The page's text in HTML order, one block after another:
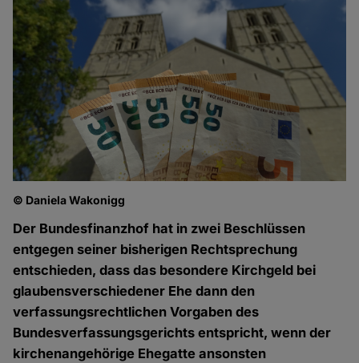
© Daniela Wakonigg
Der Bundesfinanzhof hat in zwei Beschlüssen
entgegen seiner bisherigen Rechtsprechung
entschieden, dass das besondere Kirchgeld bei
glaubensverschiedener Ehe dann den
verfassungsrechtlichen Vorgaben des
Bundesverfassungsgerichts entspricht, wenn der
kirchenangehörige Ehegatte ansonsten